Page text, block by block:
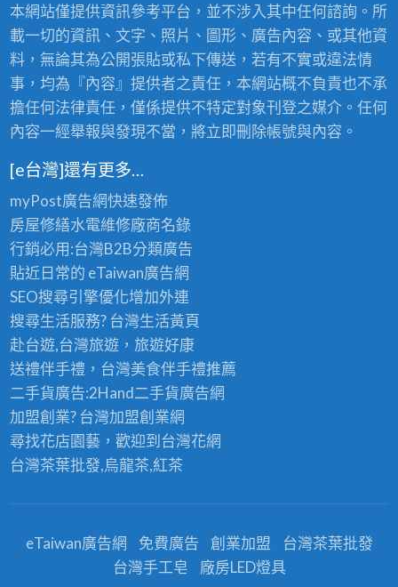
本網站僅提供資訊參考平台，並不涉入其中任何諮詢。所
載一切的資訊、文字、照片、圖形、廣告內容、或其他資
料，無論其為公開張貼或私下傳送，若有不實或違法情
事，均為『內容』提供者之責任，本網站概不負責也不承
擔任何法律責任，僅係提供不特定對象刊登之媒介。任何
內容一經舉報與發現不當，將立即刪除帳號與內容。
[e台灣]還有更多…
myPost廣告網快速發佈
房屋修繕水電維修廠商名錄
行銷必用:台灣B2B分類廣告
貼近日常的 eTaiwan廣告網
SEO搜尋引擎優化增加外連
搜尋生活服務? 台灣生活黃頁
赴台遊,台灣旅遊，旅遊好康
送禮伴手禮，台灣美食伴手禮推薦
二手貨廣告:2Hand二手貨廣告網
加盟創業? 台灣加盟創業網
尋找花店園藝，歡迎到 台灣花網
台灣茶葉批發,烏龍茶,紅茶
eTaiwan廣告網 免費廣告 創業加盟
台灣茶葉批發
台灣手工皂
廠房LED燈具